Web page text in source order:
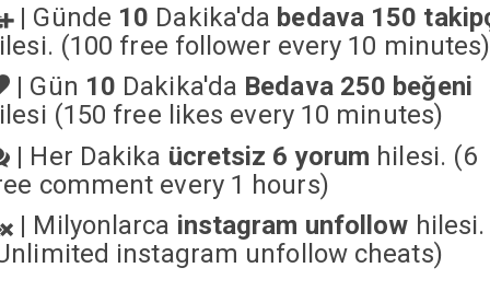
| Günde 10 Dakika'da bedava 150
(100 free follower every 10 minutes)
| Gün 10 Dakika'da Bedava 250 beğeni
(150 free likes every 10 minutes)
| Her Dakika ücretsiz 6 yorum hilesi. (6
comment every 1 hours)
| Milyonlarca instagram unfollow hilesi.
instagram unfollow cheats)